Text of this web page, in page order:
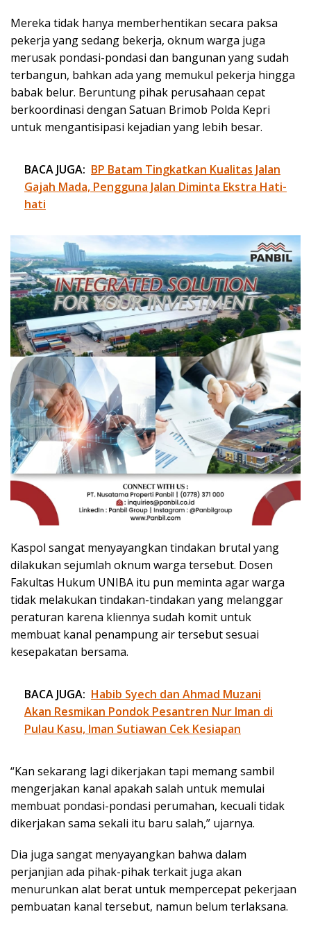
Mereka tidak hanya memberhentikan secara paksa
pekerja yang sedang bekerja, oknum warga juga
merusak pondasi-pondasi dan bangunan yang sudah
terbangun, bahkan ada yang memukul pekerja hingga
babak belur. Beruntung pihak perusahaan cepat
berkoordinasi dengan Satuan Brimob Polda Kepri
untuk mengantisipasi kejadian yang lebih besar.
BACA JUGA: BP Batam Tingkatkan Kualitas Jalan
Gajah Mada, Pengguna Jalan Diminta Ekstra Hati-
hati
Kaspol sangat menyayangkan tindakan brutal yang
dilakukan sejumlah oknum warga tersebut. Dosen
Fakultas Hukum UNIBA itu pun meminta agar warga
tidak melakukan tindakan-tindakan yang melanggar
peraturan karena kliennya sudah komit untuk
membuat kanal penampung air tersebut sesuai
kesepakatan bersama.
BACA JUGA: Habib Syech dan Ahmad Muzani
Akan Resmikan Pondok Pesantren Nur Iman di
Pulau Kasu, Iman Sutiawan Cek Kesiapan
“Kan sekarang lagi dikerjakan tapi memang sambil
mengerjakan kanal apakah salah untuk memulai
membuat pondasi-pondasi perumahan, kecuali tidak
dikerjakan sama sekali itu baru salah,” ujarnya.
Dia juga sangat menyayangkan bahwa dalam
perjanjian ada pihak-pihak terkait juga akan
menurunkan alat berat untuk mempercepat pekerjaan
pembuatan kanal tersebut, namun belum terlaksana.